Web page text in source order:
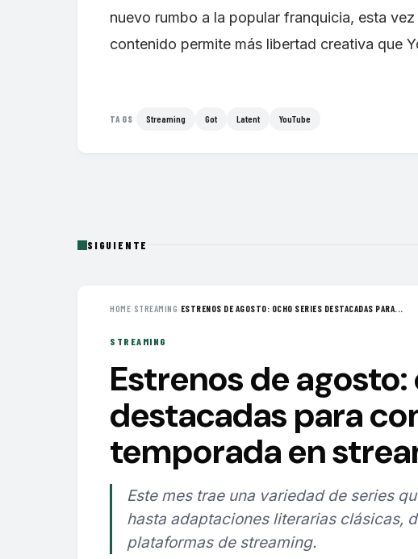
nuevo rumbo a la popular franquicia, esta
contenido permite más libertad creativa que
TAGS Streaming Got Latent YouTube
SIGUIENTE
HOME› STREAMING› ESTRENOS DE AGOSTO: OCHO SERIES DESTACADAS PARA...
STREAMING
Estrenos de
destacadas para
temporada en
Este mes trae una variedad de series
hasta adaptaciones literarias clásicas,
plataformas de streaming.